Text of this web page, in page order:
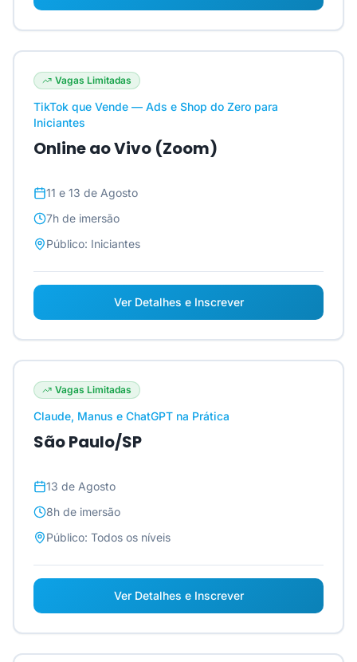
Vagas Limitadas
TikTok que Vende — Ads e Shop do Zero para
Iniciantes
Online ao Vivo (Zoom)
11 e 13 de Agosto
7h de imersão
Público: Iniciantes
Ver Detalhes e Inscrever
Vagas Limitadas
Claude, Manus e ChatGPT na Prática
São Paulo/SP
13 de Agosto
8h de imersão
Público: Todos os níveis
Ver Detalhes e Inscrever